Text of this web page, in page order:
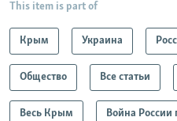
This item is part of
Крым Украина
Общество Все статьи
Весь Крым Война России